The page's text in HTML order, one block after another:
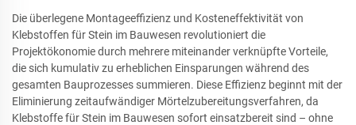
Die überlegene Montageeffizienz und Kosteneffektivität von
Klebstoffen für Stein im Bauwesen revolutioniert die
Projektökonomie durch mehrere miteinander verknüpfte Vorteile,
die sich kumulativ zu erheblichen Einsparungen während des
gesamten Bauprozesses summieren. Diese Effizienz beginnt mit der
Eliminierung zeitaufwändiger Mörtelzubereitungsverfahren, da
Klebstoffe für Stein im Bauwesen sofort einsatzbereit sind – ohne